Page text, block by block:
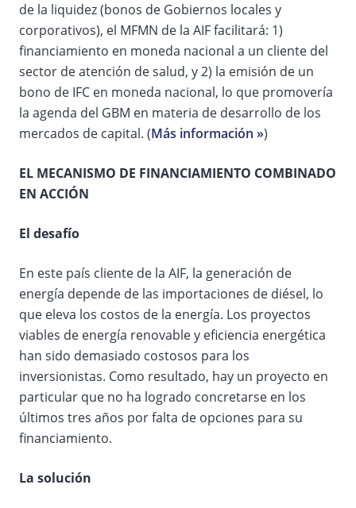
de la liquidez (bonos de Gobiernos locales y
corporativos), el MFMN de la AIF facilitará: 1)
financiamiento en moneda nacional a un cliente del
sector de atención de salud, y 2) la emisión de un
bono de IFC en moneda nacional, lo que promovería
la agenda del GBM en materia de desarrollo de los
mercados de capital. (Más información »)
EL MECANISMO DE FINANCIAMIENTO COMBINADO
EN ACCIÓN
El desafío
En este país cliente de la AIF, la generación de
energía depende de las importaciones de diésel, lo
que eleva los costos de la energía. Los proyectos
viables de energía renovable y eficiencia energética
han sido demasiado costosos para los
inversionistas. Como resultado, hay un proyecto en
particular que no ha logrado concretarse en los
últimos tres años por falta de opciones para su
financiamiento.
La solución